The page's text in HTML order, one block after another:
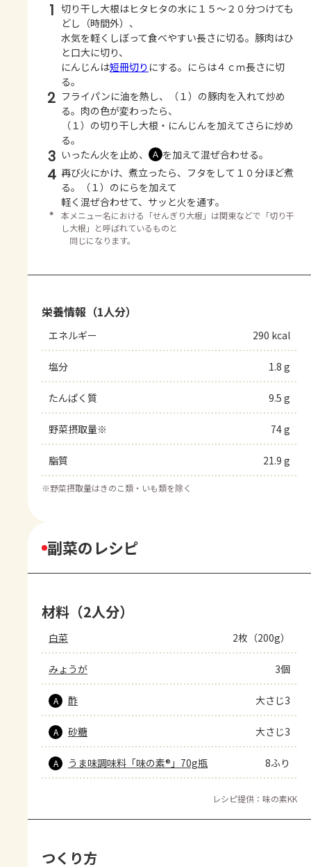
1 切り干し大根はヒタヒタの水に１５～２０分つけても
どし（時間外）、
水気を軽くしぼって食べやすい長さに切る。豚肉はひ
と口大に切り、
にんじんは短冊切り にする。にらは４ｃｍ長さに切
る。
2 フライパンに油を熱し、（１）の豚肉を入れて炒め
る。肉の色が変わったら、
（１）の切り干し大根・にんじんを加えてさらに炒め
る。
3 いったん火を止め、 Ａ を加えて混ぜ合わせる。
4 再び火にかけ、煮立ったら、フタをして１０分ほど煮
る。（１）のにらを加えて
軽く混ぜ合わせて、サッと火を通す。
＊
本メニュー名における「せんぎり大根」は関東などで「切り干
し大根」と呼ばれているものと
同じになります。
栄養情報（1人分）
エネルギー 290 kcal
塩分 1.8 g
たんぱく質 9.5 g
野菜摂取量※ 74 g
脂質 21.9 g
※野菜摂取量はきのこ類・いも類を除く
副菜のレシピ
材料（2人分）
白菜 2枚（200g）
みょうが 3個
A 酢 大さじ3
A 砂糖 大さじ3
A うま味調味料「味の素®」70g瓶 8ふり
レシピ提供：味の素KK
つくり方